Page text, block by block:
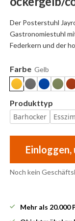
Der Posterstuhl
Gastronomiestuhl
Federkern und der
Farbe Gelb
Produkttyp
Barhocker
Einloggen,
Noch kein
Mehr als 20.000